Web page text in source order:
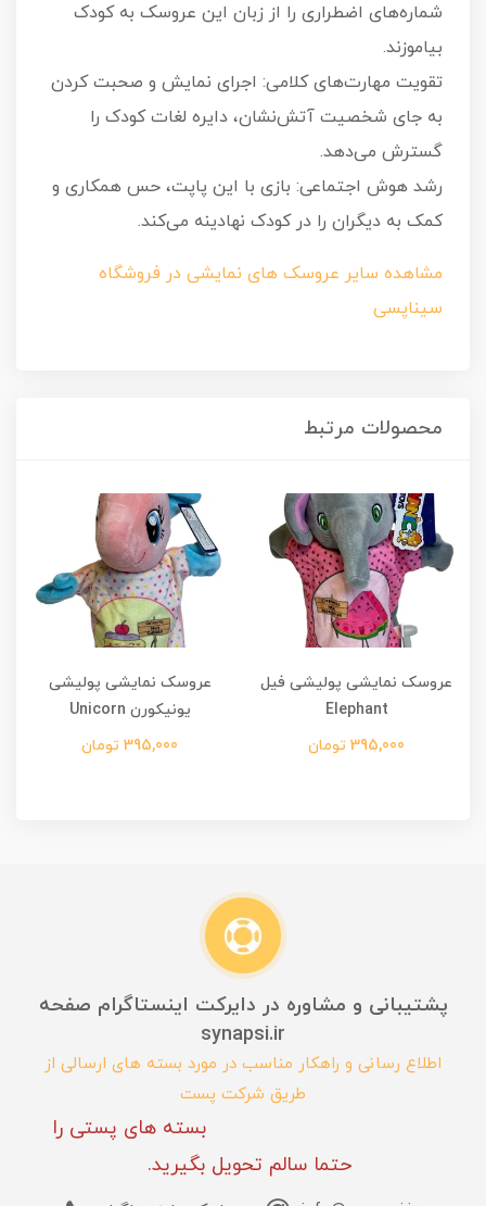
شماره‌های اضطراری را از زبان این عروسک به کودک
بیاموزند.
تقویت مهارت‌های کلامی: اجرای نمایش و صحبت کردن
به جای شخصیت آتش‌نشان، دایره لغات کودک را
گسترش می‌دهد.
رشد هوش اجتماعی: بازی با این پاپت، حس همکاری و
کمک به دیگران را در کودک نهادینه می‌کند.
مشاهده سایر عروسک های نمایشی در فروشگاه
سیناپسی
محصولات مرتبط
عروسک نمایشی پولیشی فیل
Elephant
395,000 تومان
عروسک نمایشی پولیشی
یونیکورن Unicorn
395,000 تومان
پشتیبانی و مشاوره در دایرکت اینستاگرام صفحه
synapsi.ir
اطلاع رسانی و راهکار مناسب در مورد بسته های ارسالی از
طریق شرکت پست
بسته های پستی را
حتما سالم تحویل بگیرید.